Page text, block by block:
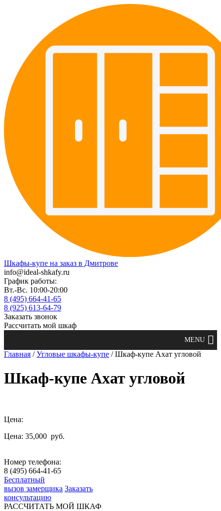
Шкафы-купе на заказ в Дмитрове
info@ideal-shkafy.ru
График работы:
Вт.-Вс. 10:00-20:00
8 (495) 664-41-65
8 (925) 613-64-79
Заказать звонок
Рассчитать мой шкаф
Главная /Угловые шкафы-купе / Шкаф-купе Ахат угловой
Шкаф-купе Ахат угловой
Цена:
Цена: 35,000 руб.
Номер телефона:
8 (495) 664-41-65
Бесплатный
вызов замерщика Заказать
консультацию
РАССЧИТАТЬ МОЙ ШКАФ